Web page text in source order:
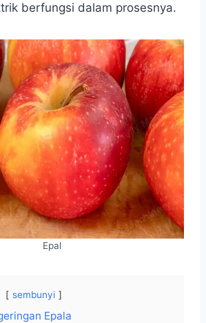
berfungsi dalam prosesnya.
Epal
sembunyi
Epala